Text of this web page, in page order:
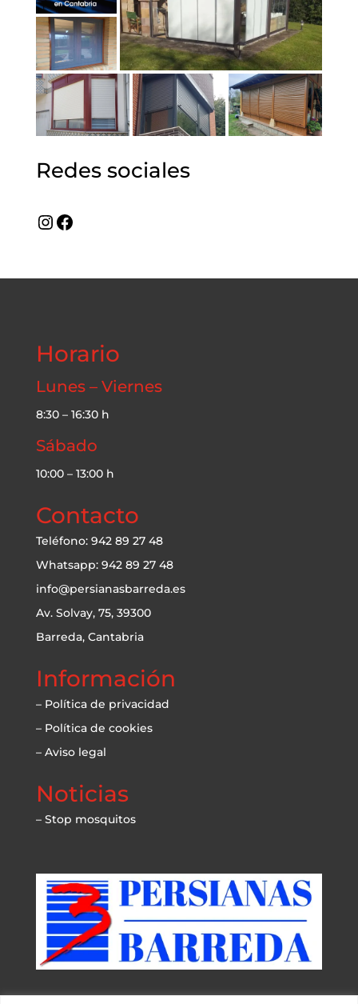
Redes sociales
Instagram
Facebook
Horario
Lunes – Viernes
8:30 – 16:30 h
Sábado
10:00 – 13:00 h
Contacto
Teléfono: 942 89 27 48
Whatsapp: 942 89 27 48
info@persianasbarreda.es
Av. Solvay, 75, 39300
Barreda, Cantabria
Información
– Política de privacidad
– Política de cookies
– Aviso legal
Noticias
– Stop mosquitos
Tu empresa de confianza en Cantabria para instalaciones,